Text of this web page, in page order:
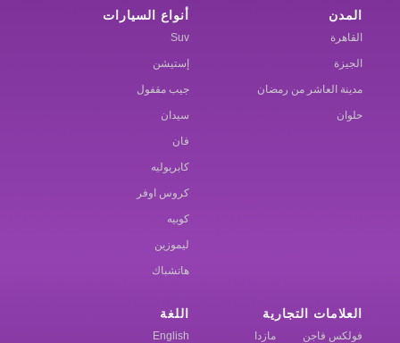
المدن
القاهرة
الجيزة
مدينة العاشر من رمضان
حلوان
أنواع السيارات
Suv
إستيشن
جيب مقفول
سيدان
فان
كابريوليه
كروس اوفر
كوبيه
ليموزين
هاتشباك
العلامات التجارية
فولكس فاجن مازدا
اللغة
English